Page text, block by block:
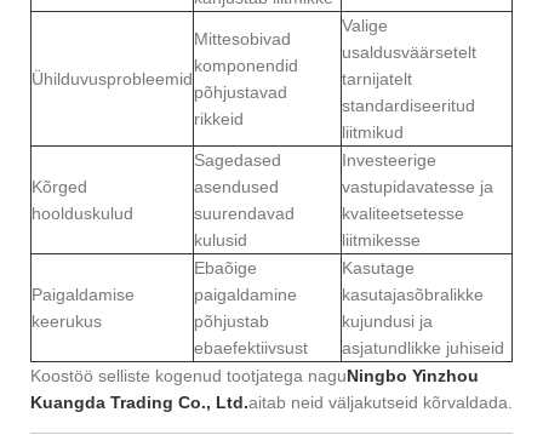
Ühilduvusprobleemid
Mittesobivad
komponendid
põhjustavad
rikkeid
Valige
usaldusväärsetelt
tarnijatelt
standardiseeritud
liitmikud
Kõrged
hoolduskulud
Sagedased
asendused
suurendavad
kulusid
Investeerige
vastupidavatesse ja
kvaliteetsetesse
liitmikesse
Paigaldamise
keerukus
Ebaõige
paigaldamine
põhjustab
ebaefektiivsust
Kasutage
kasutajasõbralikke
kujundusi ja
asjatundlikke juhiseid
Koostöö selliste kogenud tootjatega naguNingbo Yinzhou
Kuangda Trading Co., Ltd.aitab neid väljakutseid kõrvaldada.